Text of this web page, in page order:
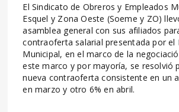
El Sindicato de Obreros y Empleados
Esquel y Zona Oeste (Soeme y ZO)
asamblea general con sus afiliados
contraoferta salarial presentada por el
Municipal, en el marco de la
este marco y por mayoría, se resolvió
nueva contraoferta consistente en un
en marzo y otro 6% en abril.